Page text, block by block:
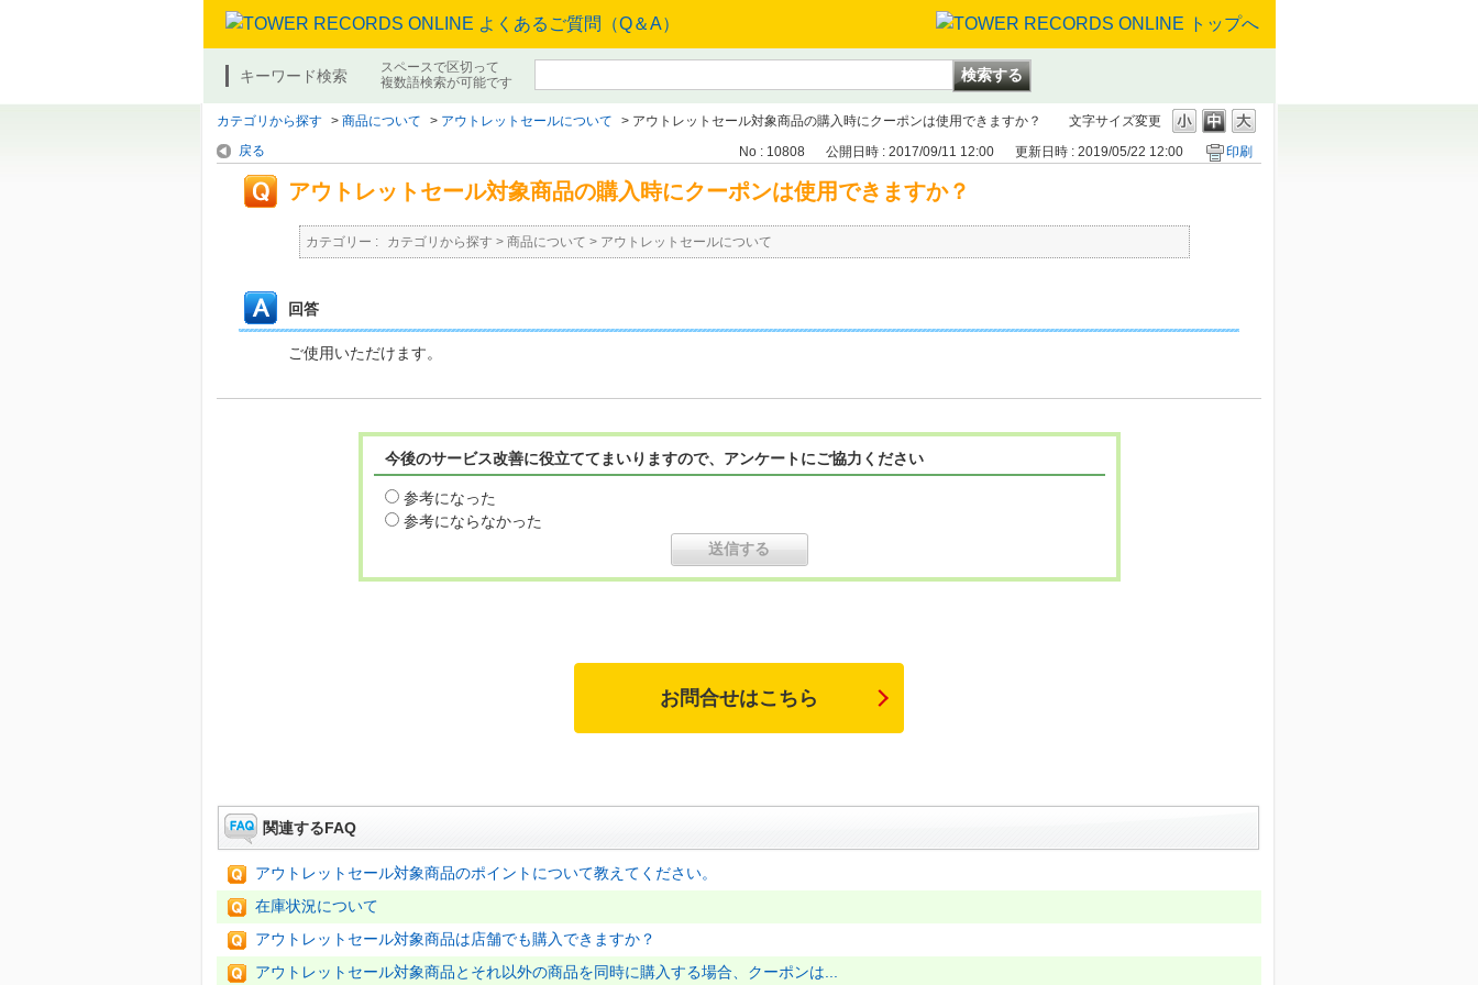
キーワード検索
スペースで区切って
複数語検索が可能です
文字サイズ変更
カテゴリから探す > 商品について > アウトレットセールについて > アウトレットセール対象商品の購入時にクーポンは使用できますか？
戻る
No : 10808 公開日時 : 2017/09/11 12:00 更新日時 : 2019/05/22 12:00 印刷
アウトレットセール対象商品の購入時にクーポンは使用できますか？
カテゴリー : カテゴリから探す > 商品について > アウトレットセールについて
回答
ご使用いただけます。
今後のサービス改善に役立ててまいりますので、アンケートにご協力ください
参考になった
参考にならなかった
お問合せはこちら
関連するFAQ
アウトレットセール対象商品のポイントについて教えてください。
在庫状況について
アウトレットセール対象商品は店舗でも購入できますか？
アウトレットセール対象商品とそれ以外の商品を同時に購入する場合、クーポンは...